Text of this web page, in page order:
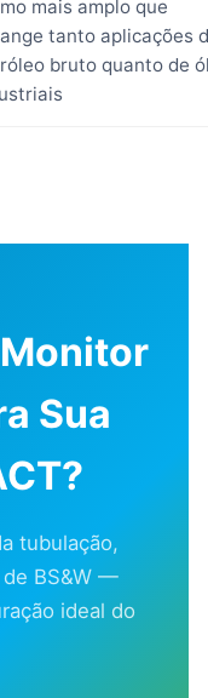
mais amplo que
tanto aplicações
bruto quanto de
Sua
tubulação,
BS&W —
ideal do